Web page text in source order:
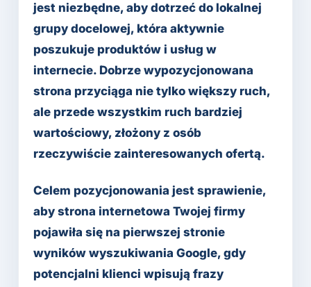
jest niezbędne, aby dotrzeć do lokalnej
grupy docelowej, która aktywnie
poszukuje produktów i usług w
internecie. Dobrze wypozycjonowana
strona przyciąga nie tylko większy ruch,
ale przede wszystkim ruch bardziej
wartościowy, złożony z osób
rzeczywiście zainteresowanych ofertą.
Celem pozycjonowania jest sprawienie,
aby strona internetowa Twojej firmy
pojawiła się na pierwszej stronie
wyników wyszukiwania Google, gdy
potencjalni klienci wpisują frazy